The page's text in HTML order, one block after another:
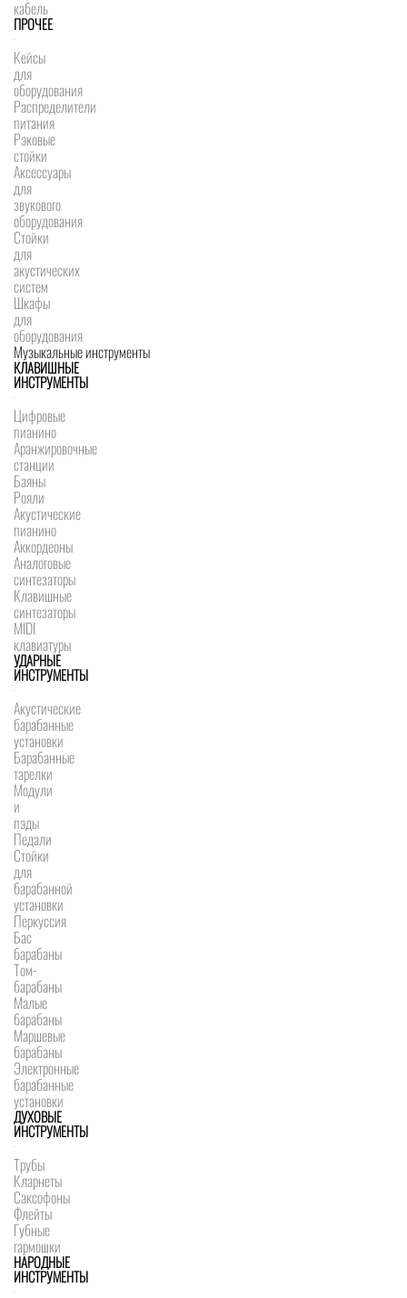
кабель
ПРОЧЕЕ
Кейсы
для
оборудования
Распределители
питания
Рэковые
стойки
Аксессуары
для
звукового
оборудования
Стойки
для
акустических
систем
Шкафы
для
оборудования
Музыкальные инструменты
КЛАВИШНЫЕ
ИНСТРУМЕНТЫ
Цифровые
пианино
Аранжировочные
станции
Баяны
Рояли
Акустические
пианино
Аккордеоны
Аналоговые
синтезаторы
Клавишные
синтезаторы
MIDI
клавиатуры
УДАРНЫЕ
ИНСТРУМЕНТЫ
Акустические
барабанные
установки
Барабанные
тарелки
Модули
и
пэды
Педали
Стойки
для
барабанной
установки
Перкуссия
Бас
барабаны
Том-
барабаны
Малые
барабаны
Маршевые
барабаны
Электронные
барабанные
установки
ДУХОВЫЕ
ИНСТРУМЕНТЫ
Трубы
Кларнеты
Саксофоны
Флейты
Губные
гармошки
НАРОДНЫЕ
ИНСТРУМЕНТЫ